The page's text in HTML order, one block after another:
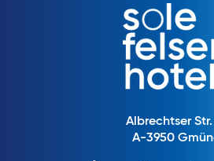
Albrechtser Str.
A-3950